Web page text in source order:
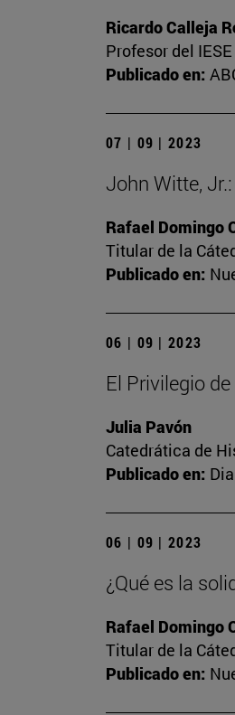
Ricardo Calleja
Profesor del
Publicado en:
07 | 09 | 2023
John Witte,
Rafael Domingo
Titular de la
Publicado en:
06 | 09 | 2023
El Privilegio
Julia Pavón
Catedrática de
Publicado en:
06 | 09 | 2023
¿Qué es la
Rafael Domingo
Titular de la
Publicado en: